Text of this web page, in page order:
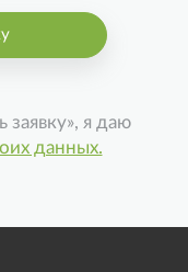
я даю
данных.